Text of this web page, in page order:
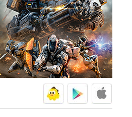
넷마블 구글플 애플스